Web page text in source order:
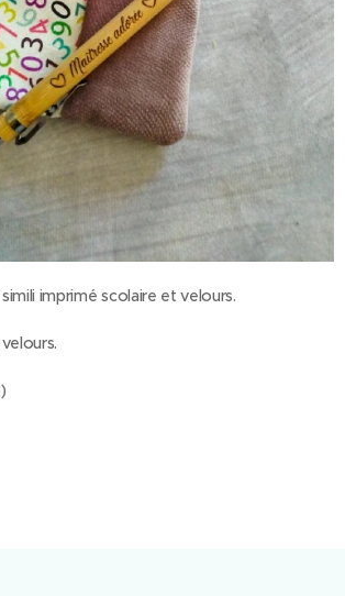
imprimé scolaire et velours.